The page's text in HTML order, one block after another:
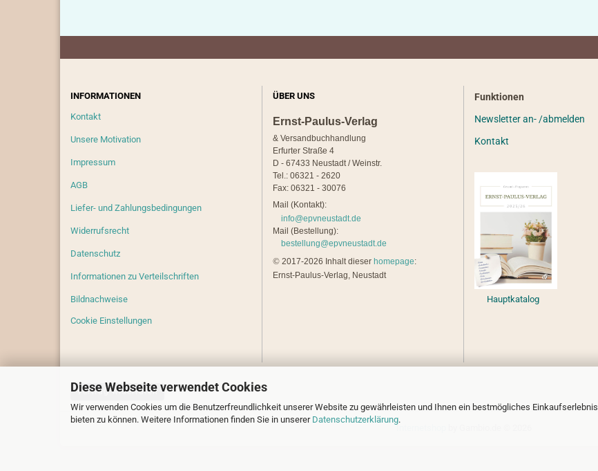
Diese Webseite verwendet Cookies
Wir verwenden Cookies um die Benutzerfreundlichkeit unserer Website zu gewährleisten und Ihnen ein bestmögliches Einkaufserlebnis
bieten zu können. Weitere Informationen finden Sie in unserer Datenschutzerklärung.
INFORMATIONEN
Kontakt
Unsere Motivation
Impressum
AGB
Liefer- und Zahlungsbedingungen
Widerrufsrecht
Datenschutz
Informationen zu Verteilschriften
Bildnachweise
Cookie Einstellungen
ÜBER UNS
Ernst-Paulus-Verlag
& Versandbuchhandlung
Erfurter Straße 4
D - 67433 Neustadt / Weinstr.
Tel.: 06321 - 2620
Fax: 06321 - 30076
Mail (Kontakt):
info@epvneustadt.de
Mail (Bestellung):
bestellung@epvneustadt.de
© 2017-2026 Inhalt dieser homepage:
Ernst-Paulus-Verlag, Neustadt
Funktionen
Newsletter an- /abmelden
Kontakt
Hauptkatalog
Vertrag widerrufen
Internetshop